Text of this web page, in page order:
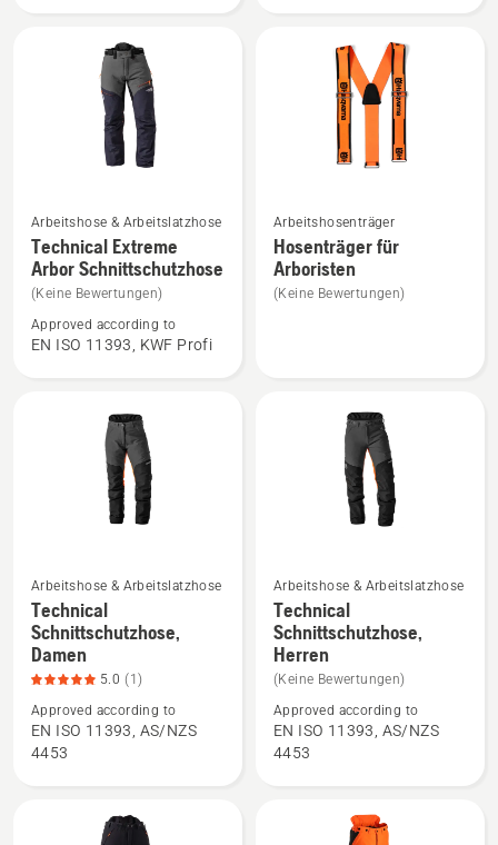
Mehr
Details
zu
Technical
Extreme
Arbor
Arbeitshose & Arbeitslatzhose
Technical Extreme
Arbor Schnittschutzhose
(Keine Bewertungen)
Approved according to
EN ISO 11393, KWF Profi
Mehr
Details
zu
Hosenträger
Arbeitshosenträger
Hosenträger für
Arboristen
(Keine Bewertungen)
Mehr
Details
zu
Technical
Schnittschutzhose,
Damen
anzeigen,
Arbeitshose & Arbeitslatzhose
Technical
Schnittschutzhose,
Damen
5.0 (1)
Approved according to
EN ISO 11393, AS/NZS
4453
Mehr
Details
zu
Technical
Schnittschutzhose,
Herren
anzeigen
Arbeitshose & Arbeitslatzhose
Technical
Schnittschutzhose,
Herren
(Keine Bewertungen)
Approved according to
EN ISO 11393, AS/NZS
4453